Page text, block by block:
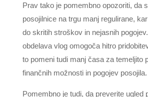
Prav tako je pomembno opozoriti, da
posojilnice na trgu manj regulirane,
do skritih stroškov in nejasnih
obdelava vlog omogoča hitro
to pomeni tudi manj časa za temeljito
finančnih možnosti in pogojev posojila.
Pomembno je tudi, da preverite ugled